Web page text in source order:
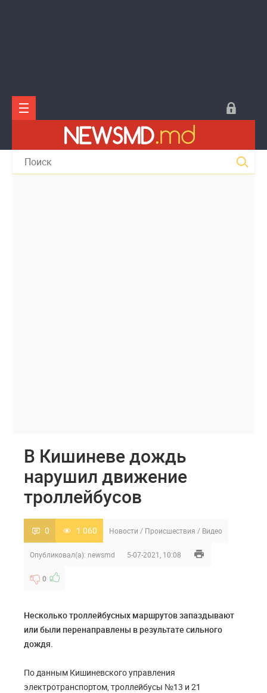
В Кишиневе дождь
нарушил движение
троллейбусов
0 1 060 Новости / Происшествия / Видео
Опубликовал(а): newsmd 5-07-2021, 10:08
0
Несколько троллейбусных маршрутов запаздывают
или были перенаправлены в результате сильного
дождя.
По данным Кишиневского управления
электротранспортом, троллейбусы №13 и 21